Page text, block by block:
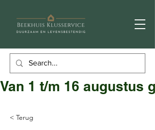
Van 1 t/m 16 augustus
< Terug